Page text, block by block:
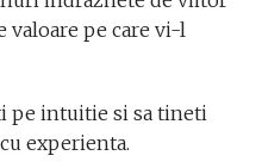
valoare pe care vi-l
pe intuitie si sa tineti
experienta.